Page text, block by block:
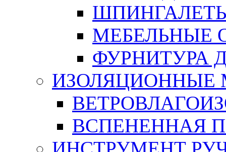
МЕБЕЛЬНЫЕ
ФУРНИТУРА
ИЗОЛЯЦИОННЫЕ
ВСПЕНЕННАЯ